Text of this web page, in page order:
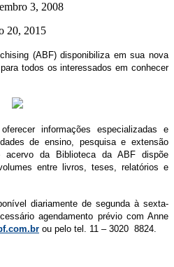
3, 2008
20, 2015
(ABF) disponibiliza em sua nova
todos os interessados em conhecer
informações especializadas e
de ensino, pesquisa e extensão
da Biblioteca da ABF dispõe
entre livros, teses, relatórios e
diariamente de segunda à sexta-
agendamento prévio com Anne
ou pelo tel. 11 – 3020 8824.